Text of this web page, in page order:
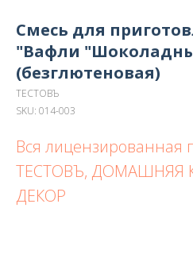
Смесь для
"Вафли
(безглютеновая)
ТЕСТОВЪ
SKU: 014-003
Вся лицензированная
ТЕСТОВЪ, ДОМАШНЯЯ
ДЕКОР